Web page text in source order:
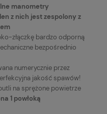
manometry
z nich jest zespolony z
złączkę bardzo odporną
bezpośrednio
numerycznie przez
jakość spawów!
na sprężone powietrze
1 powłoką